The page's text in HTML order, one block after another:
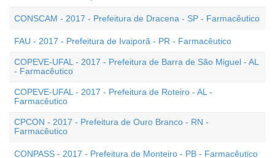
CONSCAM - 2017 - Prefeitura de Dracena - SP - Farmacêutico
FAU - 2017 - Prefeitura de Ivaiporã - PR - Farmacêutico
COPEVE-UFAL - 2017 - Prefeitura de Barra de São Miguel - AL
- Farmacêutico
COPEVE-UFAL - 2017 - Prefeitura de Roteiro - AL -
Farmacêutico
CPCON - 2017 - Prefeitura de Ouro Branco - RN -
Farmacêutico
CONPASS - 2017 - Prefeitura de Monteiro - PB - Farmacêutico